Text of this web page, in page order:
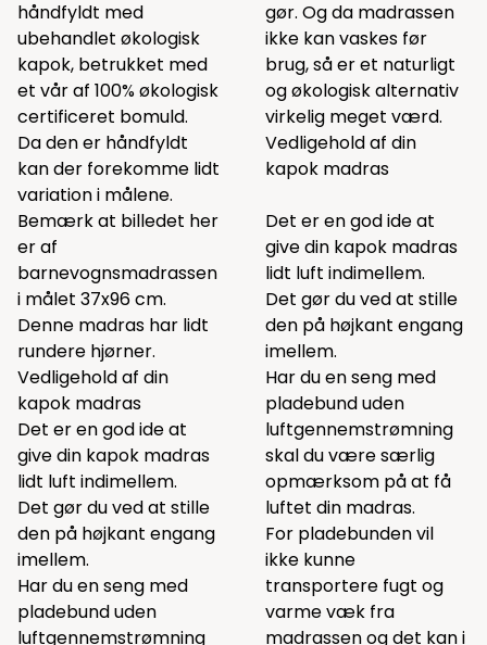
håndfyldt med
ubehandlet økologisk
kapok, betrukket med
et vår af 100% økologisk
certificeret bomuld.
Da den er håndfyldt
kan der forekomme lidt
variation i målene.
Bemærk at billedet her
er af
barnevognsmadrassen
i målet 37x96 cm.
Denne madras har lidt
rundere hjørner.
Vedligehold af din
kapok madras
Det er en god ide at
give din kapok madras
lidt luft indimellem.
Det gør du ved at stille
den på højkant engang
imellem.
Har du en seng med
pladebund uden
luftgennemstrømning
gør. Og da madrassen
ikke kan vaskes før
brug, så er et naturligt
og økologisk alternativ
virkelig meget værd.
Vedligehold af din
kapok madras
Det er en god ide at
give din kapok madras
lidt luft indimellem.
Det gør du ved at stille
den på højkant engang
imellem.
Har du en seng med
pladebund uden
luftgennemstrømning
skal du være særlig
opmærksom på at få
luftet din madras.
For pladebunden vil
ikke kunne
transportere fugt og
varme væk fra
madrassen og det kan i